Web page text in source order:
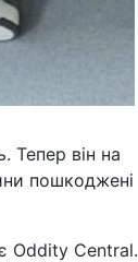
Тепер він на
пошкоджені
Oddity Central.